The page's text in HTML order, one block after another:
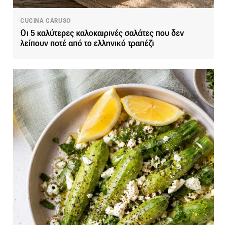
CUCINA CARUSO
Οι 5 καλύτερες καλοκαιρινές σαλάτες που δεν
λείπουν ποτέ από το ελληνικό τραπέζι